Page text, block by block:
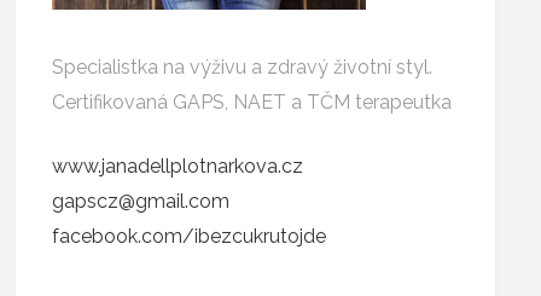
Specialistka na výživu a zdravý životní styl.
Certifikovaná GAPS, NAET a TČM terapeutka
www.janadellplotnarkova.cz
gapscz@gmail.com
facebook.com/ibezcukrutojde